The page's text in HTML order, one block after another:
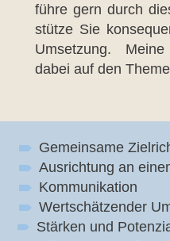
füh­re gern durch
stüt­ze Sie
Umset­zung.
dabei auf den
Gemein­sa­me
Aus­rich­tung an
Kom­mu­ni­ka­ti­on
Wert­schät­zen­der
Stär­ken und